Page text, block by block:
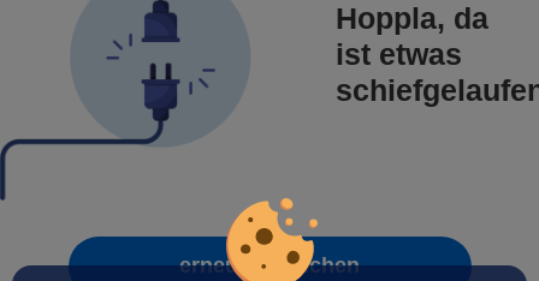
Hoppla, da
ist etwas
erneut versuchen